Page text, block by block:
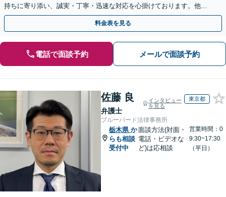
持ちに寄り添い、誠実・丁寧・迅速な対応を心掛けております。他士
業とも連携し円滑な相続を目指します【夜間相談可】
料金表を見る
電話で面談予約 メールで面談予約
佐藤 良
弁護士
インタビュー
を見る
東京都
ブルーバード法律事務所
栃木県 か
らも相談
受付中
面談方法(対面・
電話・ビデオな
ど)は応相談
営業時間：0
9:30~17:30
（平日）